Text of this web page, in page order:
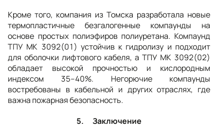
Кроме того, компания из Томска разработала новые
термопластичные безгалогенные компаунды на
основе простых полиэфиров полиуретана. Компаунд
ТПУ МК 3092(01) устойчив к гидролизу и подходит
для оболочки лифтового кабеля, а ТПУ МК 3092(02)
обладает высокой прочностью и кислородным
индексом 35–40%. Негорючие компаунды
востребованы в кабельной и других отраслях, где
важна пожарная безопасность.
5. Заключение